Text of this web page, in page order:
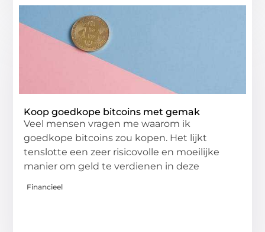
Koop goedkope bitcoins met gemak
Veel mensen vragen me waarom ik
goedkope bitcoins zou kopen. Het lijkt
tenslotte een zeer risicovolle en moeilijke
manier om geld te verdienen in deze
Financieel